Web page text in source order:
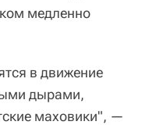
медленно
в движение
дырами,
маховики", —